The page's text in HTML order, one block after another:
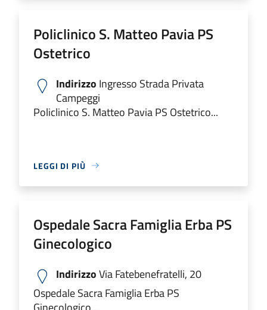
Policlinico S. Matteo Pavia PS
Ostetrico
Indirizzo Ingresso Strada Privata
Campeggi
Policlinico S. Matteo Pavia PS Ostetrico...
LEGGI DI PIÙ
Ospedale Sacra Famiglia Erba PS
Ginecologico
IndirizzoVia Fatebenefratelli, 20
Ospedale Sacra Famiglia Erba PS